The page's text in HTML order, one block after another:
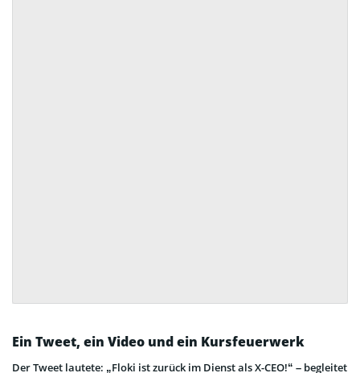
Ein Tweet, ein Video und ein Kursfeuerwerk
Der Tweet lautete: „Floki ist zurück im Dienst als X-CEO!“ – begleitet